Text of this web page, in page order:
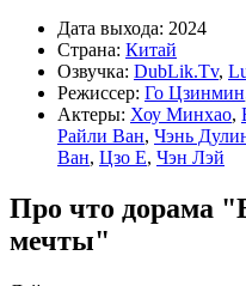
Дата выхода: 2024
Страна: Китай
Озвучка: DubLik.Tv,
Режиссер: Го Цзинмин
Актеры: Хоу Минхао,
Райли Ван, Чэнь
Ван, Цзо Е, Чэн Лэй
Про что дорама
мечты"